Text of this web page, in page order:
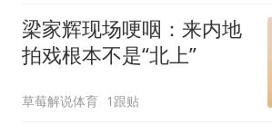
梁家辉现场哽咽：来内地
拍戏根本不是“北上”
草莓解说体育 1跟贴